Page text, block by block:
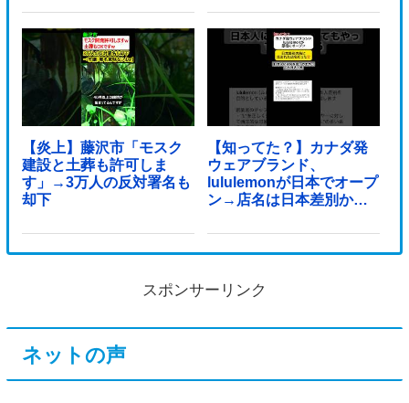
【炎上】藤沢市「モスク
建設と土葬も許可しま
す」→3万人の反対署名も
却下
【知ってた？】カナダ発
ウェアブランド、
lululemonが日本でオープ
ン→店名は日本差別から
スポンサーリンク
ネットの声